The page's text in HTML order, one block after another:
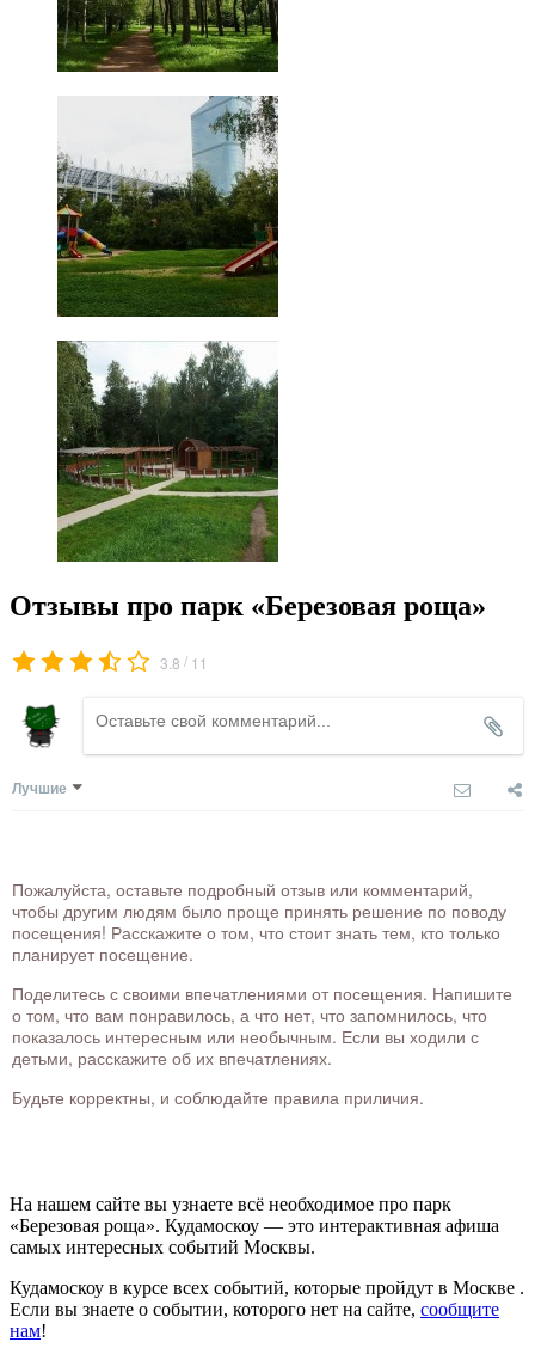
Отзывы про парк «Березовая роща»
3.8 / 11
Лучшие
Пожалуйста, оставьте подробный отзыв или комментарий,
чтобы другим людям было проще принять решение по поводу
посещения! Расскажите о том, что стоит знать тем, кто только
планирует посещение.
Поделитесь с своими впечатлениями от посещения. Напишите
о том, что вам понравилось, а что нет, что запомнилось, что
показалось интересным или необычным. Если вы ходили с
детьми, расскажите об их впечатлениях.
Будьте корректны, и соблюдайте правила приличия.
На нашем сайте вы узнаете всё необходимое про парк
«Березовая роща». Кудамоскоу — это интерактивная афиша
самых интересных событий Москвы.
Кудамоскоу в курсе всех событий, которые пройдут в Москве .
Если вы знаете о событии, которого нет на сайте, сообщите
нам!